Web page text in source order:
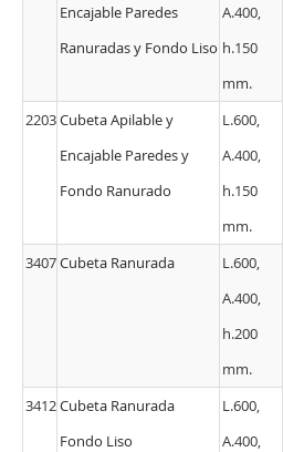
Encajable Paredes
Ranuradas y Fondo Liso
A.400,
h.150
mm.
2203Cubeta Apilable y
Encajable Paredes y
Fondo Ranurado
L.600,
A.400,
h.150
mm.
3407Cubeta Ranurada
L.600,
A.400,
h.200
mm.
3412Cubeta Ranurada
Fondo Liso
L.600,
A.400,